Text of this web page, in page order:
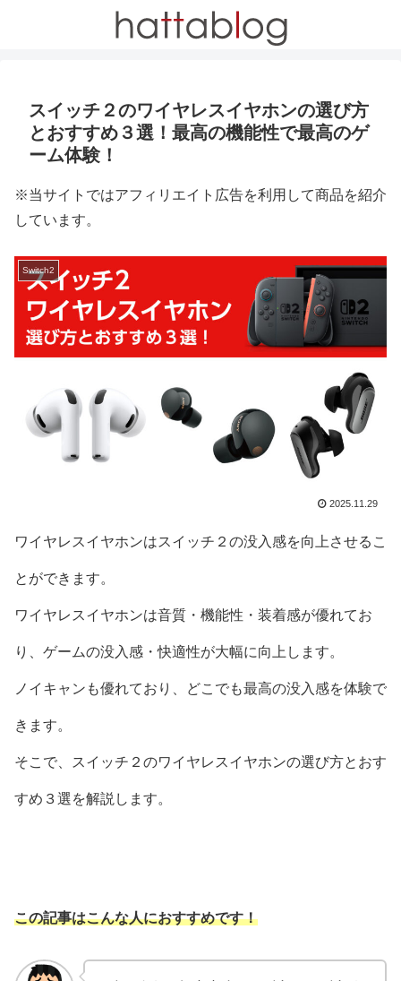
スイッチ２のワイヤレスイヤホンの選び方
とおすすめ３選！最高の機能性で最高のゲ
ーム体験！
※当サイトではアフィリエイト広告を利用して商品を紹介
しています。
Switch2
2025.11.29
ワイヤレスイヤホンはスイッチ２の没入感を向上させるこ
とができます。
ワイヤレスイヤホンは音質・機能性・装着感が優れてお
り、ゲームの没入感・快適性が大幅に向上します。
ノイキャンも優れており、どこでも最高の没入感を体験で
きます。
そこで、スイッチ２のワイヤレスイヤホンの選び方とおす
すめ３選を解説します。
この記事はこんな人におすすめです！